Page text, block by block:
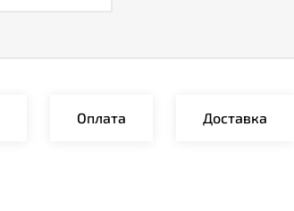
Оплата Доставка